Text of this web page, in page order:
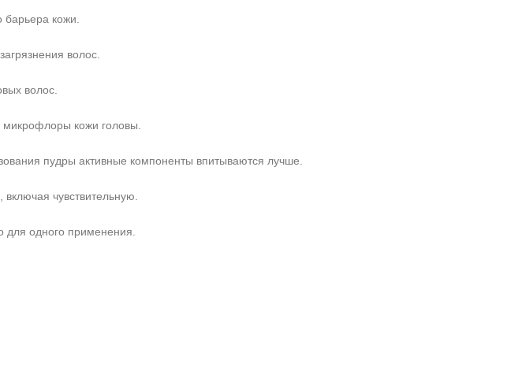
кожи.
волос.
волос.
микрофлоры кожи головы.
пудры активные компоненты впитываются лучше.
чувствительную.
для одного применения.